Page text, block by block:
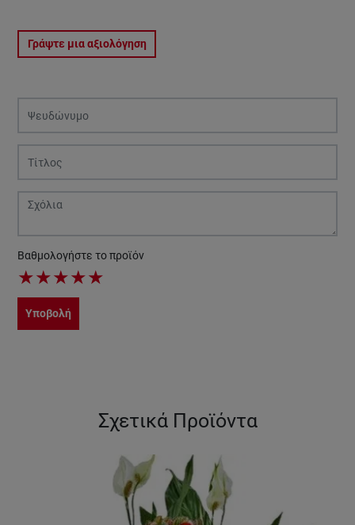
Γράψτε μια αξιολόγηση
Βαθμολογήστε το προϊόν
★★★★★
Υποβολή
Σχετικά Προϊόντα